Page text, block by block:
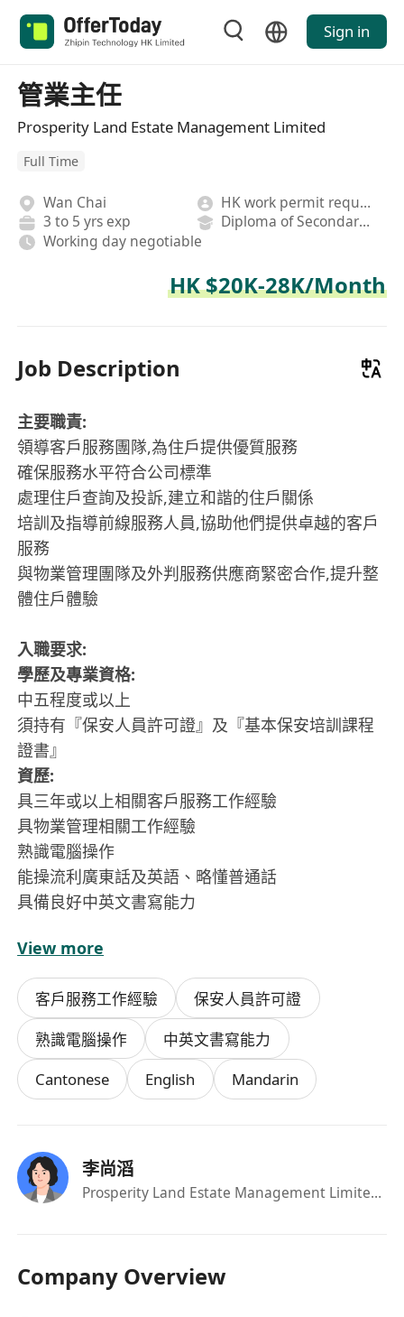
Sign in
管業主任
Prosperity Land Estate Management Limited
Full Time
Wan Chai
HK work permit required
3 to 5 yrs exp
Diploma of Secondary School
Working day negotiable
HK $20K-28K/Month
Job Description
主要職責:
領導客戶服務團隊,為住戶提供優質服務
確保服務水平符合公司標準
處理住戶查詢及投訴,建立和諧的住戶關係
培訓及指導前線服務人員,協助他們提供卓越的客戶
服務
與物業管理團隊及外判服務供應商緊密合作,提升整
體住戶體驗
入職要求:
學歷及專業資格:
中五程度或以上
須持有『保安人員許可證』及『基本保安培訓課程
證書』
資歷:
具三年或以上相關客戶服務工作經驗
具物業管理相關工作經驗
熟識電腦操作
能操流利廣東話及英語、略懂普通話
具備良好中英文書寫能力
個人特質:
以客為專、責任感強、工作主動及積極、擁有良好
溝通技巧、能建立良好的人際關係
View more
客戶服務工作經驗
保安人員許可證
熟識電腦操作
中英文書寫能力
Cantonese
English Mandarin
李尚滔
Prosperity Land Estate Management Limited·HR
Company Overview